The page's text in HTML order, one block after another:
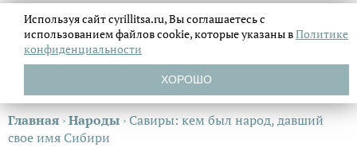
Главная ›Народы ›Савиры: кем был народ, давший
свое имя Сибири
Используя сайт cyrillitsa.ru, Вы соглашаетесь с
использованием файловcookie, которые указаны вПолитике
конфиденциальности
ХОРОШО